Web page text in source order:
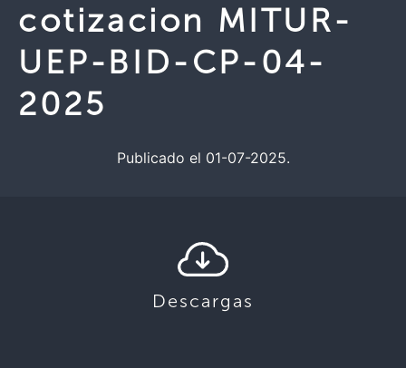
cotizacion MITUR-
UEP-BID-CP-04-
2025
Publicado el 01-07-2025.
Descargas